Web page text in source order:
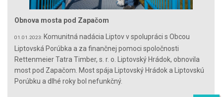
Obnova mosta pod Zapačom
01.01.2023: Komunitná nadácia Liptov v spolupráci s Obcou
Liptovská Porúbka a za finančnej pomoci spoločnosti
Rettenmeier Tatra Timber, s. r. o. Liptovský Hrádok, obnovila
most pod Zapačom. Most spája Liptovský Hrádok a Liptovskú
Porúbku a dlhé roky bol nefunkčný.